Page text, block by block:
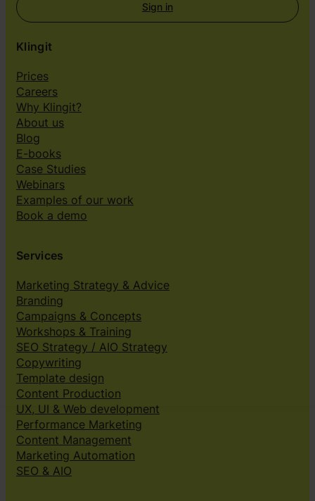
Sign in
Klingit
Prices
Careers
Why Klingit?
About us
Blog
E-books
Case Studies
Webinars
Examples of our work
Book a demo
Services
Marketing Strategy & Advice
Branding
Campaigns & Concepts
Workshops & Training
SEO Strategy / AIO Strategy
Copywriting
Template design
Content Production
UX, UI & Web development
Performance Marketing
Content Management
Marketing Automation
SEO & AIO